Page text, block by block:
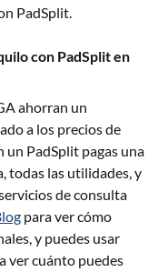
PadSplit.
con PadSplit en
ahorran un
a los precios de
un PadSplit pagas una
todas las utilidades, y
de consulta
para ver cómo
y puedes usar
ver cuánto puedes